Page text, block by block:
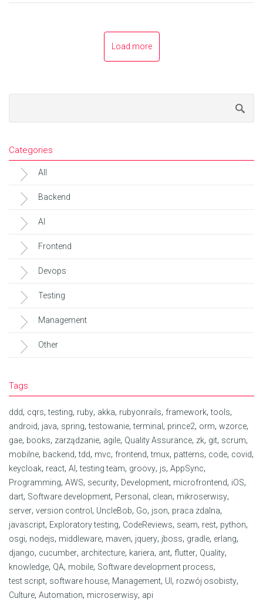
Load more
Categories
All
Backend
AI
Frontend
Devops
Testing
Management
Other
Tags
ddd, cqrs,testing, ruby, akka, rubyonrails, framework,tools,
android, java, spring,testowanie,terminal, prince2, orm, wzorce,
gae, books, zarządzanie, agile, Quality Assurance, zk, git, scrum,
mobilne, backend,tdd, mvc, frontend,tmux, patterns, code, covid,
keycloak, react, AI,testing team, groovy, js, AppSync,
Programming, AWS, security, Development, microfrontend, iOS,
dart, Software development, Personal, clean, mikroserwisy,
server, version control, UncleBob, Go, json, praca zdalna,
javascript, Exploratory testing, CodeReviews, seam, rest, python,
osgi, nodejs, middleware, maven, jquery, jboss, gradle, erlang,
django, cucumber, architecture, kariera, ant, flutter, Quality,
knowledge, QA, mobile, Software development process,
test script, software house, Management, UI, rozwój osobisty,
Culture, Automation, microserwisy, api